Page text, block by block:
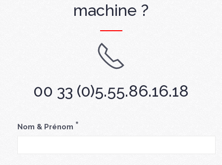
machine ?
00 33 (0)5.55.86.16.18
Nom & Prénom *